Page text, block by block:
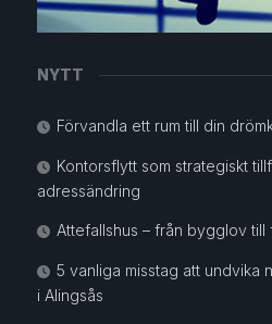
NYTT
Förvandla ett rum till din
Kontorsflytt som strategiskt
adressändring
Attefallshus – från bygglov
5 vanliga misstag att undvika
i Alingsås